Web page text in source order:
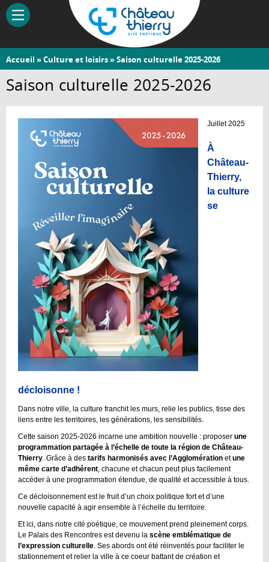
Aller
contenu
Château-
Thierry
Vous
êtes
ici
Accueil »Culture et loisirs» Saison culturelle 2025-2026
Saison culturelle 2025-2026
Juillet 2025
À
Château-
Thierry,
la culture
se
décloisonne !
Dans notre ville, la culture franchit les murs, relie les publics, tisse des
liens entre les territoires, les générations, les sensibilités.
Cette saison 2025-2026 incarne une ambition nouvelle : proposer une
programmation partagée à l’échelle de toute la région de Château-
Thierry . Grâce à des tarifs harmonisés avec l’Agglomération etune
même carte d’adhérent , chacune et chacun peut plus facilement
accéder à une programmation étendue, de qualité et accessible à tous.
Ce décloisonnement est le fruit d’un choix politique fort et d’une
nouvelle capacité à agir ensemble à l’échelle du territoire.
Et ici, dans notre cité poétique, ce mouvement prend pleinement corps.
Le Palais des Rencontres est devenu la scène emblématique de
l’expression culturelle . Ses abords ont été réinventés pour faciliter le
stationnement et relier la ville à ce coeur battant de création et